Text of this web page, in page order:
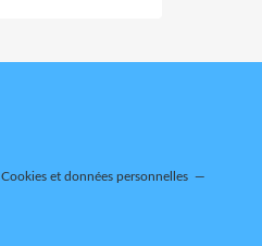
Cookies et données personnelles